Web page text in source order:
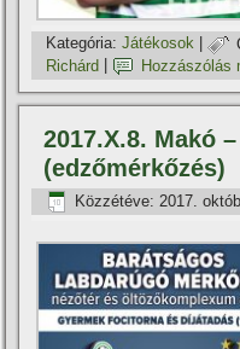
Kategória: Játékosok |
Richárd
Hozzászólás
2017.X.8. Makó
(edzőmérkőzés)
Közzétéve: 2017.